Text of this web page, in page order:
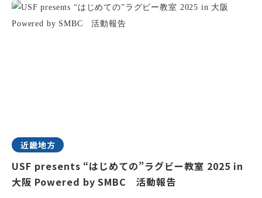
近畿地方
USF presents “はじめての”ラグビー教室 2025 in
大阪 Powered by SMBC 活動報告